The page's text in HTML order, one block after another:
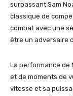
surpassant Sam
classique de
combat avec une
être un adversaire
La performance de
et de moments de
vitesse et sa